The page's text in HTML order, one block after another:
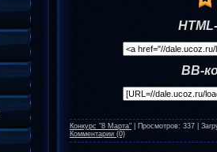
BB-
Конкурс "8 Марта" Просмотров: 337
Комментарии (0)